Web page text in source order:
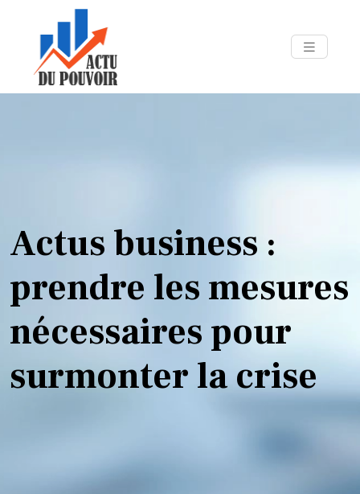
Actus business :
prendre les mesures
nécessaires pour
surmonter la crise